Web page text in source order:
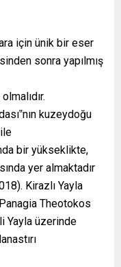
için ünik bir eser
sonra yapılmış
kuzeydoğu
bir yükseklikte,
yer almaktadır
Kirazlı Yayla
Theotokos
Yayla üzerinde